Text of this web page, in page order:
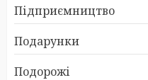
Підприємництво
Подарунки
Подорожі